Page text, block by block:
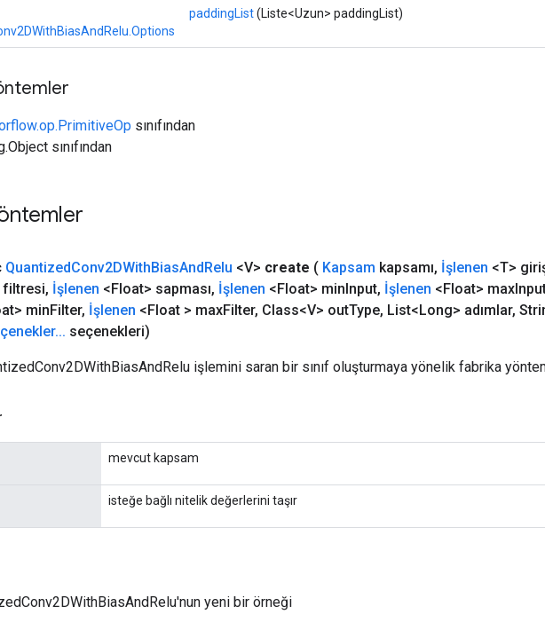
paddingList(Liste<Uzun> paddingList)
sınıfından
sınıfından
QuantizedConv2DWithBiasAndRelu <V> create ( Kapsam kapsamı, İşlenen <T>
filtresi, İşlenen <Float> sapması, İşlenen <Float> minInput, İşlenen <Float> max
minFilter, İşlenen <Float > maxFilter, Class<V> outType, List<Long> adımlar,
... seçenekleri)
işlemini saran bir sınıf oluşturmaya yönelik fabrika
mevcut kapsam
isteğe bağlı nitelik değerlerini taşır
yeni bir örneği